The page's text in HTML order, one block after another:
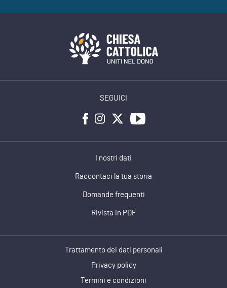
SEGUICI
I nostri dati
Raccontaci la tua storia
Domande frequenti
Rivista in PDF
Trattamento dei dati personali
Privacy policy
Termini e condizioni